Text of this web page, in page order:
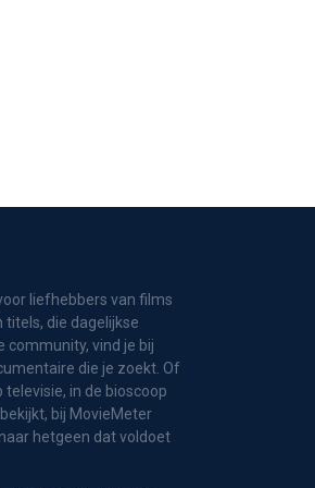
liefhebbers van films
titels, die dagelijkse
community, vind je bij
die je zoekt. Of
in de bioscoop
bij MovieMeter
hetgeen dat voldoet